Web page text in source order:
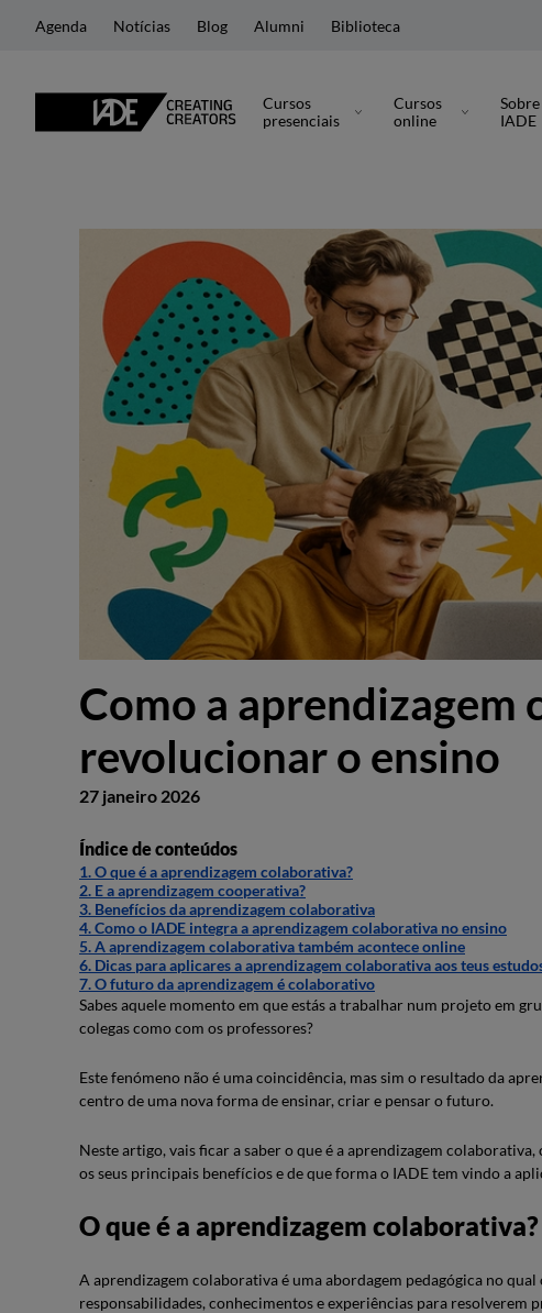
Agenda Notícias Blog Alumni Biblioteca
Cursos
presenciais
Cursos
online
IADE
Como a aprendizagem
revolucionar o ensino
27 janeiro 2026
Índice de conteúdos
1. O que é a aprendizagem colaborativa?
2. E a aprendizagem cooperativa?
3. Benefícios da aprendizagem colaborativa
4. Como o IADE integra a aprendizagem colaborativa no ensino
5. A aprendizagem colaborativa também acontece online
6. Dicas para aplicares a aprendizagem colaborativa aos teus
7. O futuro da aprendizagem é colaborativo
Sabes aquele momento em que estás a trabalhar num projeto em
colegas como com os professores?
Este fenómeno não é uma coincidência, mas sim o resultado da
centro de uma nova forma de ensinar, criar e pensar o futuro.
Neste artigo, vais ficar a saber o que é a aprendizagem
os seus principais benefícios e de que forma o IADE tem vindo a
O que é a aprendizagem colaborativa?
A aprendizagem colaborativa é uma abordagem pedagógica no
responsabilidades, conhecimentos e experiências para resolverem